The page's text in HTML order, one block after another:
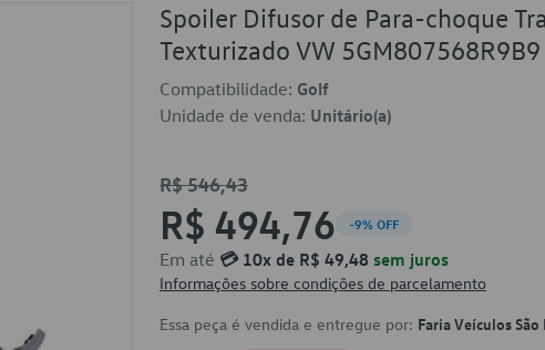
Spoiler Difusor de Para-choque
Texturizado VW 5GM807568R9B9
Compatibilidade: Golf
Unidade de venda: Unitário(a)
R$ 546,43
R$ 494,76 -9% OFF
Em até 💳 10x de R$ 49,48 sem juros
Informações sobre condições de parcelamento
Essa peça é vendida e entregue por: Faria Veículos São